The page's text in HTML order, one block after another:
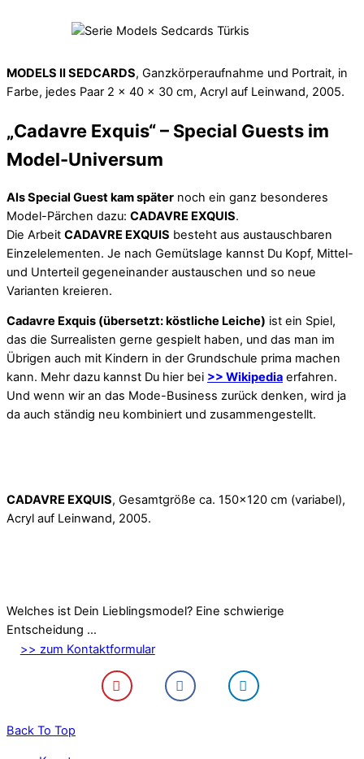
MODELS II SEDCARDS, Ganzkörperaufnahme und Portrait, in
Farbe, jedes Paar 2 x 40 x 30 cm, Acryl auf Leinwand, 2005.
„Cadavre Exquis“ – Special Guests im
Model-Universum
Als Special Guest kam später noch ein ganz besonderes
Model-Pärchen dazu: CADAVRE EXQUIS.
Die Arbeit CADAVRE EXQUIS besteht aus austauschbaren
Einzelelementen. Je nach Gemütslage kannst Du Kopf, Mittel-
und Unterteil gegeneinander austauschen und so neue
Varianten kreieren.
Cadavre Exquis (übersetzt: köstliche Leiche) ist ein Spiel,
das die Surrealisten gerne gespielt haben, und das man im
Übrigen auch mit Kindern in der Grundschule prima machen
kann. Mehr dazu kannst Du hier bei >> Wikipedia erfahren.
Und wenn wir an das Mode-Business zurück denken, wird ja
da auch ständig neu kombiniert und zusammengestellt.
CADAVRE EXQUIS, Gesamtgröße ca. 150×120 cm (variabel),
Acryl auf Leinwand, 2005.
Welches ist Dein Lieblingsmodel? Eine schwierige
Entscheidung …
>> zum Kontaktformular
Back To Top